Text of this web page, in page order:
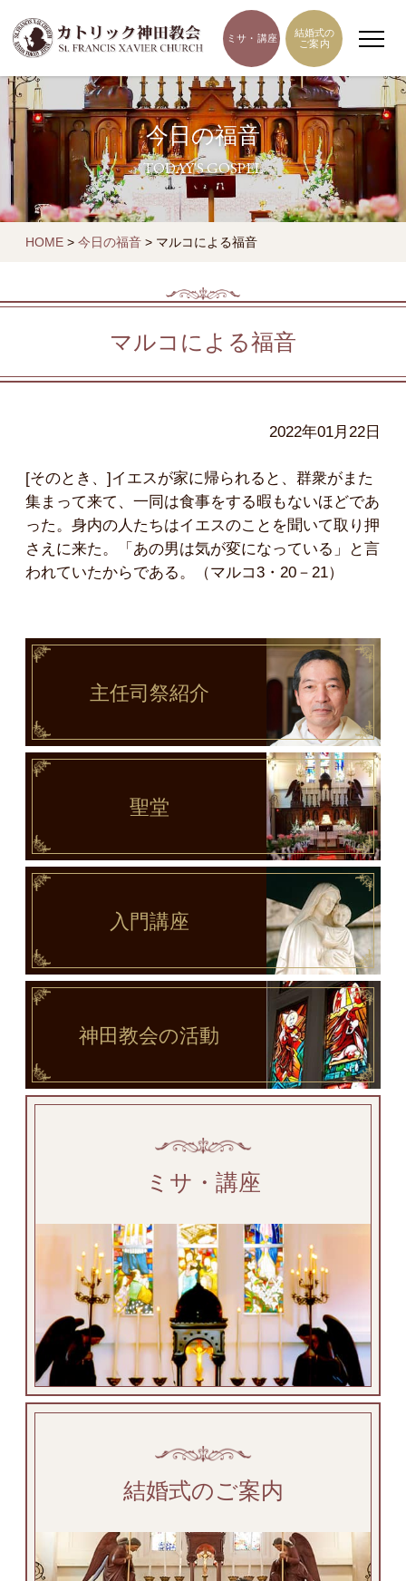
ミサ・講座
結婚式の
ご案内
今日の福音
TODAY'S GOSPEL
HOME > 今日の福音 > マルコによる福音
マルコによる福音
2022年01月22日
[そのとき、]イエスが家に帰られると、群衆がまた
集まって来て、一同は食事をする暇もないほどであ
った。身内の人たちはイエスのことを聞いて取り押
さえに来た。「あの男は気が変になっている」と言
われていたからである。（マルコ3・20－21）
主任司祭紹介
聖堂
入門講座
神田教会の活動
ミサ・講座
結婚式のご案内